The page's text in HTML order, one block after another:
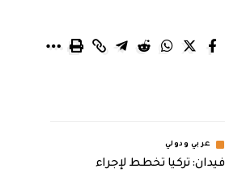
عربي ودولي
فيدان: تركيا تخطط لإجراء